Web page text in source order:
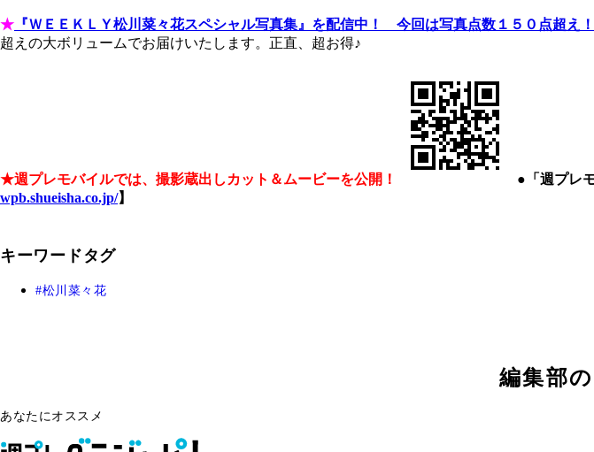
★ 『ＷＥＥＫＬＹ松川菜々花スペシャル写真集』を配信中！ 今回は写真点数１５０点超え！
超えの大ボリュームでお届けいたします。正直、超お得♪
★週プレモバイルでは、撮影蔵出しカット＆ムービーを公開！ ●「週プレ
wpb.shueisha.co.jp/】
キーワードタグ
松川菜々花
編集部
あなたにオススメ